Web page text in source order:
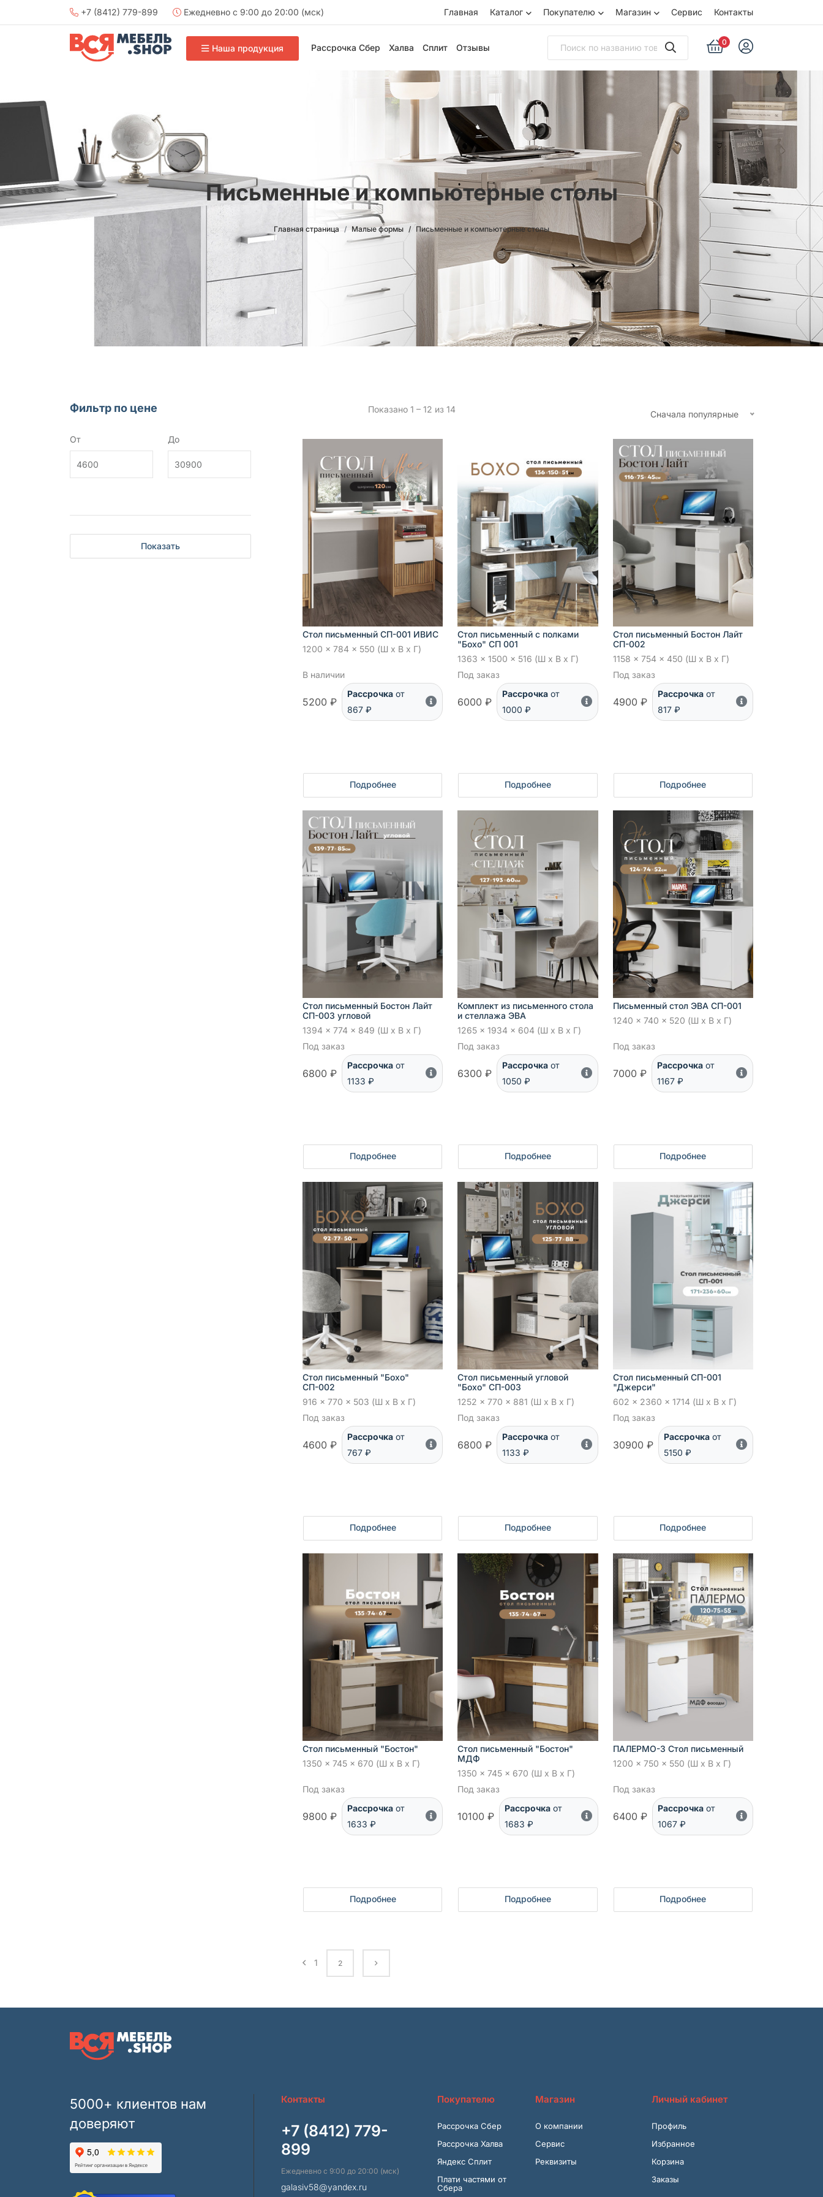
+7 (8412) 779-899 Ежедневно с 9:00 до 20:00 (мск) Главная Каталог Покупателю Магазин Сервис Контакты
Наша продукция Рассрочка Сбер Халва Сплит Отзывы
0
Письменные и компьютерные столы
Главная страница Малые формы Письменные и компьютерные столы
Фильтр по цене
От До
Показать
Показано 1 – 12 из 14 Сначала популярные
Стол письменный СП-001 ИВИС
1200 x 784 x 550 (Ш x В x Г)
В наличии
5200 ₽
Рассрочка от
867 ₽
Подробнее
Стол письменный с полками
"Бохо" СП 001
1363 x 1500 x 516 (Ш x В x Г)
Под заказ
6000 ₽
Рассрочка от
1000 ₽
Подробнее
Стол письменный Бостон Лайт
СП-002
1158 x 754 x 450 (Ш x В x Г)
Под заказ
4900 ₽
Рассрочкаот
817 ₽
Подробнее
Стол письменный Бостон Лайт
СП-003 угловой
1394 x 774 x 849 (Ш x В x Г)
Под заказ
6800 ₽
Рассрочка от
1133 ₽
Подробнее
Комплект из письменного стола
и стеллажа ЭВА
1265 x 1934 x 604 (Ш x В x Г)
Под заказ
6300 ₽
Рассрочка от
1050 ₽
Подробнее
Письменный стол ЭВА СП-001
1240 x 740 x 520 (Ш x В x Г)
Под заказ
7000 ₽
Рассрочкаот
1167 ₽
Подробнее
Стол письменный "Бохо"
СП-002
916 x 770 x 503 (Ш x В x Г)
Под заказ
4600 ₽
Рассрочка от
767 ₽
Подробнее
Стол письменный угловой
"Бохо" СП-003
1252 x 770 x 881 (Ш x В x Г)
Под заказ
6800 ₽
Рассрочка от
1133 ₽
Подробнее
Стол письменный СП-001
"Джерси"
602 x 2360 x 1714 (Ш x В x Г)
Под заказ
30900 ₽
Рассрочкаот
5150 ₽
Подробнее
Стол письменный "Бостон"
1350 x 745 x 670 (Ш x В x Г)
Под заказ
9800 ₽
Рассрочка от
1633 ₽
Подробнее
Стол письменный "Бостон"
МДФ
1350 x 745 x 670 (Ш x В x Г)
Под заказ
10100 ₽
Рассрочка от
1683 ₽
Подробнее
ПАЛЕРМО-3 Стол письменный
1200 x 750 x 550 (Ш x В x Г)
Под заказ
6400 ₽
Рассрочкаот
1067 ₽
Подробнее
1 2
5000+ клиентов нам
доверяют
Контакты
+7 (8412) 779-
899
Ежедневно с 9:00 до 20:00 (мск)
galasiv58@yandex.ru
Покупателю
Рассрочка Сбер
Рассрочка Халва
Яндекс Сплит
Плати частями от
Сбера
Магазин
О компании
Сервис
Реквизиты
Личный кабинет
Профиль
Избранное
Корзина
Заказы